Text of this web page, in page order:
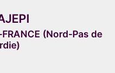
(Nord-Pas de